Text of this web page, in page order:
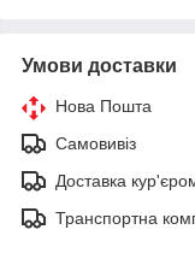
Умови доставки
Нова Пошта
Самовивіз
Доставка
Транспортна